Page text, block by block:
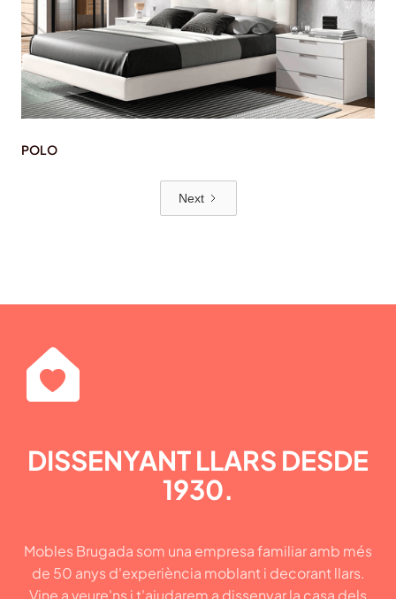
POLO
Next
DISSENYANT LLARS DESDE
1930.
Mobles Brugada som una empresa familiar amb més
de 50 anys d'experiència moblant i decorant llars.